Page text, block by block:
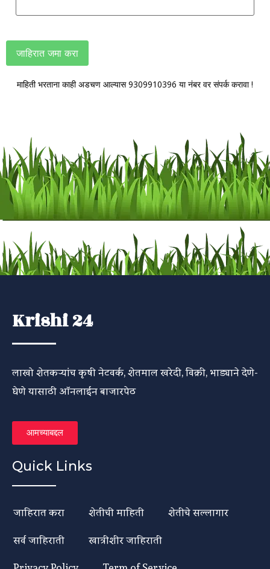
जाहिरात जमा करा
माहिती भरताना काही अडचण आल्यास 9309910396 या नंबर वर संपर्क करावा !
Krishi 24
लाखो शेतकऱ्यांच कृषी नेटवर्क, शेतमाल खरेदी, विक्री, भाड्याने देणे-
घेणे यासाठी ऑनलाईन बाजारपेठ
आमच्याबद्दल
Quick Links
जाहिरात करा शेतीची माहिती
शेतीचे सल्लागार
सर्व जाहिराती
खात्रीशीर जाहिराती